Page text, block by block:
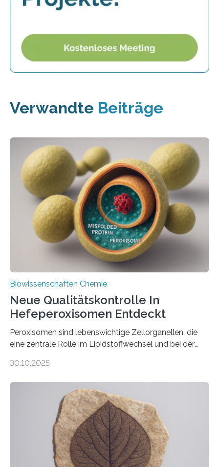
Verwandte Beiträge
Biowissenschaften Chemie
Neue Qualitätskontrolle In
Hefeperoxisomen Entdeckt
Peroxisomen sind lebenswichtige Zellorganellen, die
eine zentrale Rolle im Lipidstoffwechsel und bei der
erfüllen können, müssen zahlreiche Enzyme präzise in
der Ruhr-Universität Bochum um Prof. Dr. Ralf Erdmann
und Dr. Ismaila Francis Yusuf hat nun einen bislang
unbekannten Qualitätskontrollmechanismus des
peroxisomalen Proteintransports in der Bäckerhefe
Saccharomyces cerevisiae entdeckt, der für die
Funktionsfähigkeit der Organellen entscheidend ist. Die
Studie wurde am 28. Oktober 2025 in der
30.10.2025